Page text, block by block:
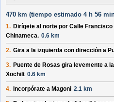
470 km (tiempo estimado 4 h 56
1. Dirígete al norte por Calle Francisco
Chinameca. 0.6 km
2. Gira a la izquierda con dirección a
3. Puente de Rosas gira levemente a
Xochilt 0.6 km
4. Incorpórate a Magoni 2.1 km